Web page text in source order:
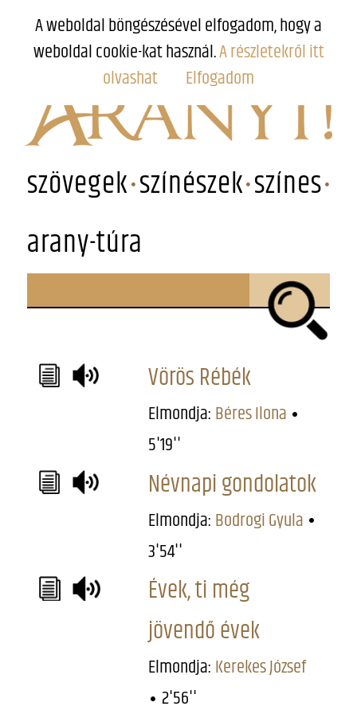
szövegek színészek színes
arany-túra
Vörös Rébék
Elmondja: Béres Ilona
5'19''
Névnapi gondolatok
Elmondja: Bodrogi Gyula
3'54''
Évek, ti még
jövendő évek
Elmondja: Kerekes József
2'56''
A weboldal böngészésével elfogadom, hogy a
weboldal cookie-kat használ.A részletekről itt
olvashat
Elfogadom